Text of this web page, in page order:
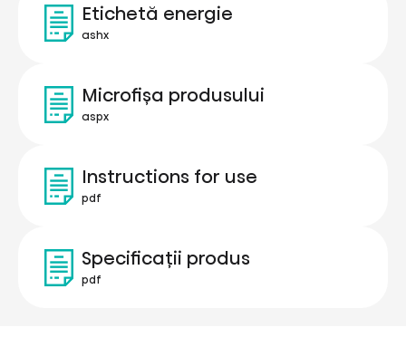
Etichetă energie
ashx
Microfișa produsului
aspx
Instructions for use
pdf
Specificații produs
pdf